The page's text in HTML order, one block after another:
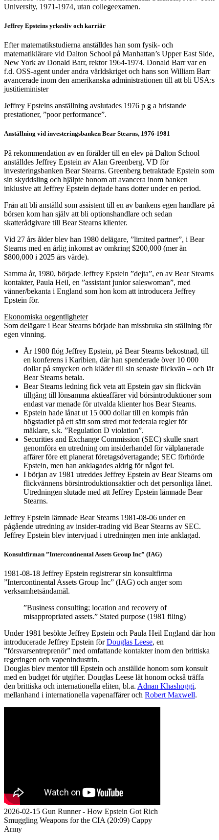
University, 1971-1974, utan collegeexamen.
Jeffrey Epsteins yrkesliv och karriär
Efter matematikstudierna anställdes han som fysik- och
matematiklärare vid Dalton School på Manhattan’s Upper East Side,
New York av Donald Barr, rektor 1964-1974. Donald Barr var en
f.d. OSS-agent under andra världskriget och hans son William Barr
avancerade inom den amerikanska administrationen till att bli USA:s
justitieminister
Jeffrey Epsteins anställning avslutades 1976 p g a bristande
prestationer, ”poor performance”.
Anställning vid investeringsbanken Bear Stearns, 1976-1981
På rekommendation av en förälder till en elev på Dalton School
anställdes Jeffrey Epstein av Alan Greenberg, VD för
investeringsbanken Bear Stearns. Greenberg betraktade Epstein som
sin skyddsling och hjälpte honom att avancera inom banken
inklusive att Jeffrey Epstein dejtade hans dotter under en period.
Från att bli anställd som assistent till en av bankens egen handlare på
börsen kom han själv att bli optionshandlare och sedan
skatterådgivare till Bear Stearns klienter.
Vid 27 års ålder blev han 1980 delägare, ”limited partner”, i Bear
Stearns med en årlig inkomst av omkring $200,000 (mer än
$800,000 i 2025 års värde).
Samma år, 1980, började Jeffrey Epstein ”dejta”, en av Bear Stearns
kontakter, Paula Heil, en ”assistant junior saleswoman”, med
vänner/bekanta i England som hon kom att introducera Jeffrey
Epstein för.
Ekonomiska oegentligheter
Som delägare i Bear Stearns började han missbruka sin ställning för
egen vinning.
År 1980 flög Jeffrey Epstein, på Bear Stearns bekostnad, till
en konferens i Karibien, där han spenderade över 10 000
dollar på smycken och kläder till sin senaste flickvän – och lät
Bear Stearns betala.
Bear Stearns ledning fick veta att Epstein gav sin flickvän
tillgång till lönsamma aktieaffärer vid börsintroduktioner som
endast var menade för utvalda klienter hos Bear Stearns.
Epstein hade lånat ut 15 000 dollar till en kompis från
högstadiet på ett sätt som stred mot federala regler för
mäklare, s.k. ”Regulation D violation”.
Securities and Exchange Commission (SEC) skulle snart
genomföra en utredning om insiderhandel för välplanerade
affärer före ett planerat företagsövertagande; SEC förhörde
Epstein, men han anklagades aldrig för något fel.
I början av 1981 utreddes Jeffrey Epstein av Bear Stearns om
flickvännens börsintroduktionsaktier och det personliga lånet.
Utredningen slutade med att Jeffrey Epstein lämnade Bear
Stearns.
Jeffrey Epstein lämnade Bear Stearns 1981-08-06 under en
pågående utredning av insider-trading vid Bear Stearns av SEC.
Jeffrey Epstein blev intervjuad i utredningen men inte anklagad.
Konsultfirman ”Intercontinental Assets Group Inc” (IAG)
1981-08-18 Jeffrey Epstein registrerar sin konsultfirma
”Intercontinental Assets Group Inc” (IAG) och anger som
verksamhetsändamål.
”Business consulting; location and recovery of
misappropriated assets.” Stated purpose (1981 filing)
Under 1981 besökte Jeffrey Epstein och Paula Heil England där hon
introducerade Jeffrey Epstein förDouglas Leese, en
”försvarsentreprenör” med omfattande kontakter inom den brittiska
regeringen och vapenindustrin.
Douglas blev mentor till Epstein och anställde honom som konsult
med en budget för utgifter. Douglas Leese lät honom också träffa
den brittiska och internationella eliten, bl.a. Adnan Khashoggi,
mellanhand i internationella vapenaffärer och Robert Maxwell.
2026-02-15 Gun Runner - How Epstein Got Rich
Smuggling Weapons for the CIA (20:09) Cappy
Army